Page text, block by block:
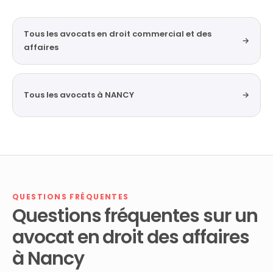
Tous les avocats en droit commercial et des
affaires
→
Tous les avocats à NANCY →
QUESTIONS FRÉQUENTES
Questions fréquentes sur un
avocat en droit des affaires
à Nancy